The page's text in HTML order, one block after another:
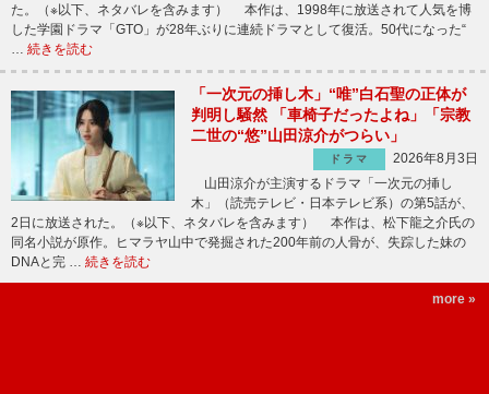
た。（※以下、ネタバレを含みます） 本作は、1998年に放送されて人気を博
した学園ドラマ「GTO」が28年ぶりに連続ドラマとして復活。50代になった“
続きを読む
「一次元の挿し木」“唯”白石聖の正体が
判明し騒然 「車椅子だったよね」「宗教
二世の“悠”山田涼介がつらい」
ドラマ
2026年8月3日
山田涼介が主演するドラマ「一次元の挿し
木」（読売テレビ・日本テレビ系）の第5話が、
2日に放送された。（※以下、ネタバレを含みます） 本作は、松下龍之介氏の
同名小説が原作。ヒマラヤ山中で発掘された200年前の人骨が、失踪した妹の
DNAと完 … 続きを読む
more »